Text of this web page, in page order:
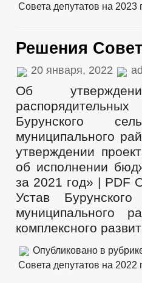
Совета депутатов на 2023
Решения
20 января, 2022
Об
Бурунского
муниципального
утверждении
об исполнении
за 2021 год» | PDF
Устав Бурунского
муниципального
комплексного
Опубликовано в
Совета депутатов на 2022